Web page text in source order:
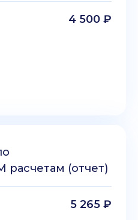
4 500 ₽
(отчет)
5 265 ₽